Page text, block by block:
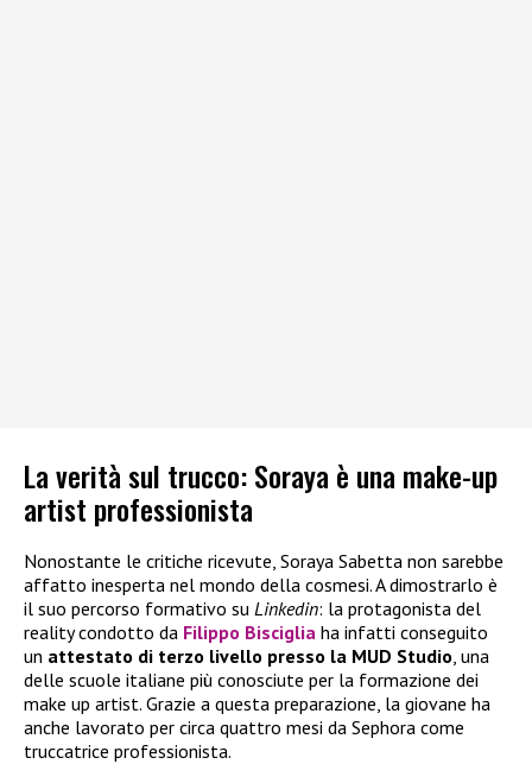
La verità sul trucco: Soraya è una make-up
artist professionista
Nonostante le critiche ricevute, Soraya Sabetta non sarebbe
affatto inesperta nel mondo della cosmesi. A dimostrarlo è
il suo percorso formativo su Linkedin: la protagonista del
reality condotto da Filippo Bisciglia ha infatti conseguito
un attestato di terzo livello presso la MUD Studio, una
delle scuole italiane più conosciute per la formazione dei
make up artist. Grazie a questa preparazione, la giovane ha
anche lavorato per circa quattro mesi da Sephora come
truccatrice professionista.